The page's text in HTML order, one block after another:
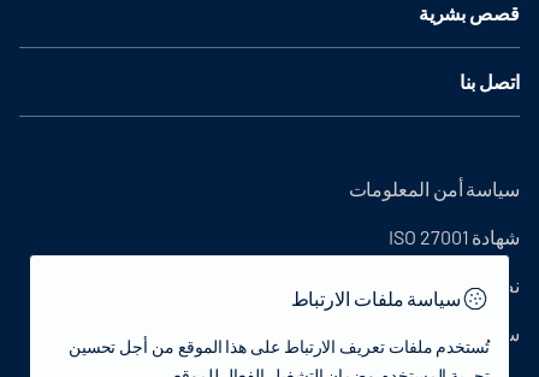
قصص بشرية
اتصل بنا
سياسة أمن المعلومات
شهادة ISO 27001
نص التوضيح
سياسة الخصوصية
سياسة ملفات الارتباط
تُستخدم ملفات تعريف الارتباط على هذا الموقع من أجل تحسين